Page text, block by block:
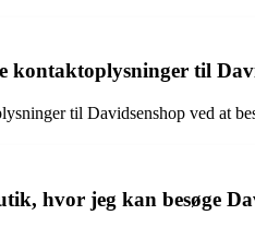
kontaktoplysninger til
til Davidsenshop ved at
hvor jeg kan besøge